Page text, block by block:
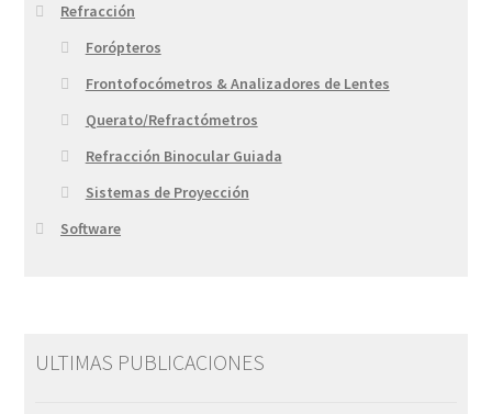
Refracción
Forópteros
Frontofocómetros & Analizadores de Lentes
Querato/Refractómetros
Refracción Binocular Guiada
Sistemas de Proyección
Software
ULTIMAS PUBLICACIONES